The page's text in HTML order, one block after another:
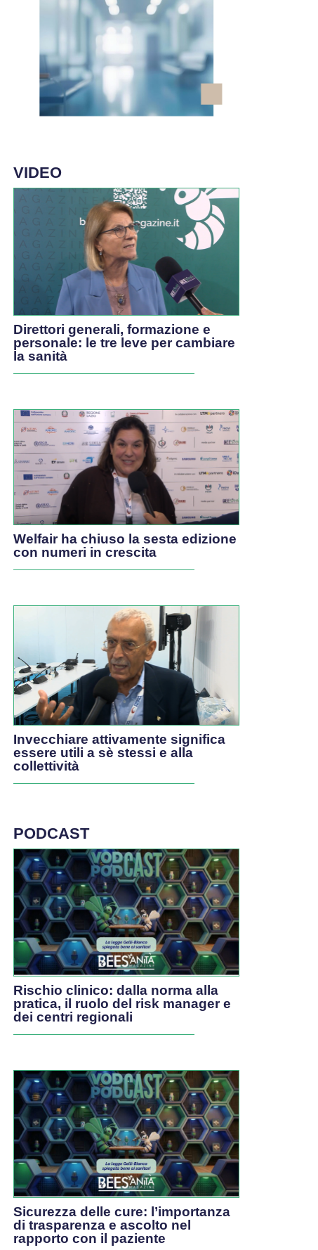
VIDEO
Direttori generali, formazione e
personale: le tre leve per cambiare
la sanità
Welfair ha chiuso la sesta edizione
con numeri in crescita
Invecchiare attivamente significa
essere utili a sè stessi e alla
collettività
PODCAST
Rischio clinico: dalla norma alla
pratica, il ruolo del risk manager e
dei centri regionali
Sicurezza delle cure: l’importanza
di trasparenza e ascolto nel
rapporto con il paziente